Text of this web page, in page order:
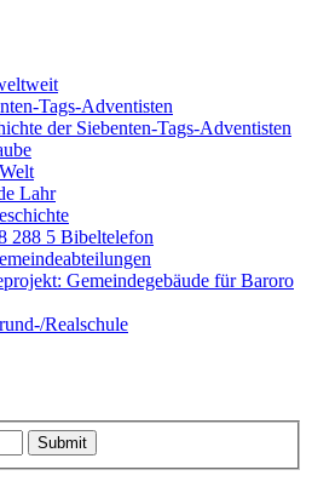
Tags-Adventisten
der Siebenten-Tags-Adventisten
Lahr
288 5 Bibeltelefon
Gemeindegebäude für Baroro
Realschule
Submit